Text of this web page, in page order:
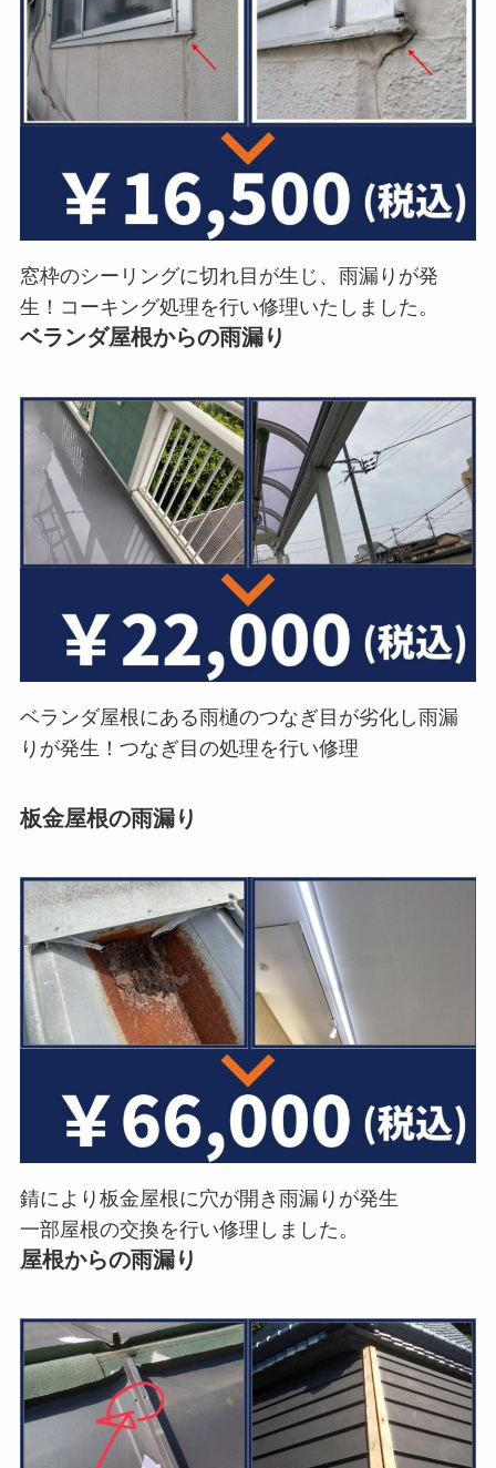
窓枠のシーリングに切れ目が生じ、雨漏りが発
生！コーキング処理を行い修理いたしました。
ベランダ屋根からの雨漏り
ベランダ屋根にある雨樋のつなぎ目が劣化し雨漏
りが発生！つなぎ目の処理を行い修理
板金屋根の雨漏り
錆により板金屋根に穴が開き雨漏りが発生
一部屋根の交換を行い修理しました。
屋根からの雨漏り